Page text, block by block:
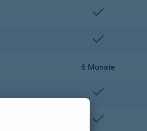
enthalten
enthalten
6 Monate
enthalten
enthalten